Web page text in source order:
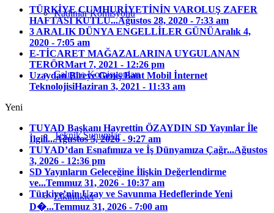
Kadınlar Komisyonu
Çalışma Komisyonları
Teknik Sunumlar
Etkinlikler
TÜRKİYE CUMHURİYETİNİN VAROLUŞ ZAFER
HAFTASI KUTLU...Ağustos 28, 2020 - 7:33 am
3 ARALIK DÜNYA ENGELLİLER GÜNÜAralık 4,
2020 - 7:05 am
E-TİCARET MAĞAZALARINA UYGULANAN
TERÖRMart 7, 2021 - 12:26 pm
Uzaydan Bireye Geniş Bant Mobil İnternet
TeknolojisiHaziran 3, 2021 - 11:33 am
Yeni
TUYAD Başkanı Hayrettin ÖZAYDIN SD Yayınlar İle
İlgili...Ağustos 5, 2026 - 9:27 am
TUYAD’dan Esnafımıza ve İş Dünyamıza Çağr...Ağustos
3, 2026 - 12:36 pm
SD Yayınların Geleceğine İlişkin Değerlendirme
ve...Temmuz 31, 2026 - 10:37 am
Türkiye’nin Uzay ve Savunma Hedeflerinde Yeni
D�...Temmuz 31, 2026 - 7:00 am